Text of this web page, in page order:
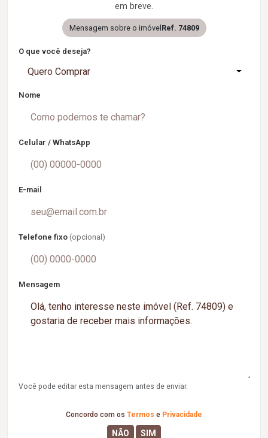
em breve.
Mensagem sobre o imóvelRef. 74809
O que você deseja?
Quero Comprar
Nome
Celular / WhatsApp
E-mail
Telefone fixo (opcional)
Mensagem
Você pode editar esta mensagem antes de enviar.
Concordo com os Termos e Privacidade